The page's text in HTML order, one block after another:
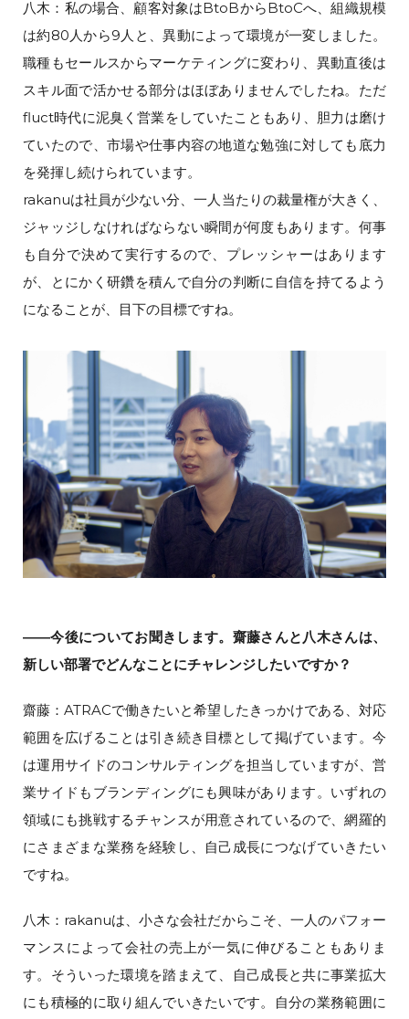
八木：私の場合、顧客対象はBtoBからBtoCへ、組織規模
は約80人から9人と、異動によって環境が一変しました。
職種もセールスからマーケティングに変わり、異動直後は
スキル面で活かせる部分はほぼありませんでしたね。ただ
fluct時代に泥臭く営業をしていたこともあり、胆力は磨け
ていたので、市場や仕事内容の地道な勉強に対しても底力
を発揮し続けられています。
rakanuは社員が少ない分、一人当たりの裁量権が大きく、
ジャッジしなければならない瞬間が何度もあります。何事
も自分で決めて実行するので、プレッシャーはあります
が、とにかく研鑽を積んで自分の判断に自信を持てるよう
になることが、目下の目標ですね。
――今後についてお聞きします。齋藤さんと八木さんは、
新しい部署でどんなことにチャレンジしたいですか？
齋藤：ATRACで働きたいと希望したきっかけである、対応
範囲を広げることは引き続き目標として掲げています。今
は運用サイドのコンサルティングを担当していますが、営
業サイドもブランディングにも興味があります。いずれの
領域にも挑戦するチャンスが用意されているので、網羅的
にさまざまな業務を経験し、自己成長につなげていきたい
ですね。
八木：rakanuは、小さな会社だからこそ、一人のパフォー
マンスによって会社の売上が一気に伸びることもありま
す。そういった環境を踏まえて、自己成長と共に事業拡大
にも積極的に取り組んでいきたいです。自分の業務範囲に